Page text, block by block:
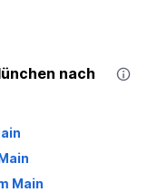
nach
Main